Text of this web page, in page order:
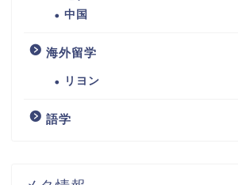
中国
海外留学
リヨン
語学